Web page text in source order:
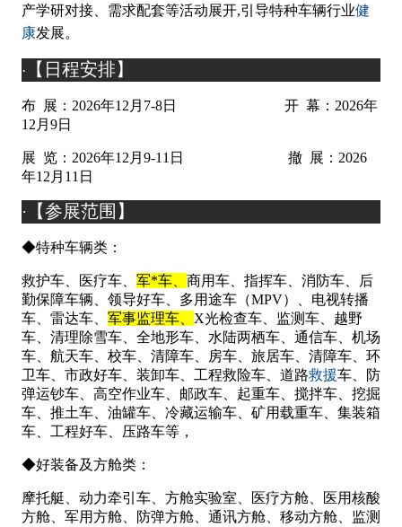
产学研对接、需求配套等活动展开,引导特种车辆行业健
康发展。
· 【 日程安排】
布 展： 2026年12 月 7-8日 开 幕： 2026年
12 月 9日
展 览： 2026年12 月 9-11 日 撤 展： 2026
年12 月 11 日
· 【参展范围 】
◆特种车辆类：
救护车、医疗车、 军*车、 商用车、指挥车、消防车、后
勤保障车辆、领导好车、多用途车（MPV）、电视转播
车、雷达车、 军事监理车、 X光检查车、监测车、越野
车、清理除雪车、全地形车、水陆两栖车、通信车、机场
车、航天车、校车、清障车、房车、旅居车、清障车、环
卫车、市政好车、装卸车、工程救险车、道路救援车、防
弹运钞车、高空作业车、邮政车、起重车、搅拌车、挖掘
车、推土车、油罐车、冷藏运输车、矿用载重车、集装箱
车、工程好车、压路车等，
◆好装备及方舱类：
摩托艇、动力牵引车、方舱实验室、医疗方舱、医用核酸
方舱、军用方舱、防弹方舱、通讯方舱、移动方舱、监测